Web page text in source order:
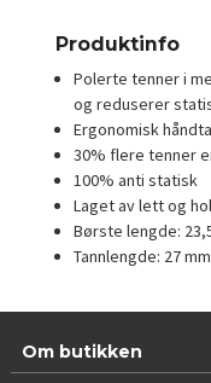
Produktinfo
Polerte tenner i
og reduserer
Ergonomisk
30% flere tenner
100% anti statisk
Laget av lett og
Børste lengde:
Tannlengde: 27 mm
Om butikken